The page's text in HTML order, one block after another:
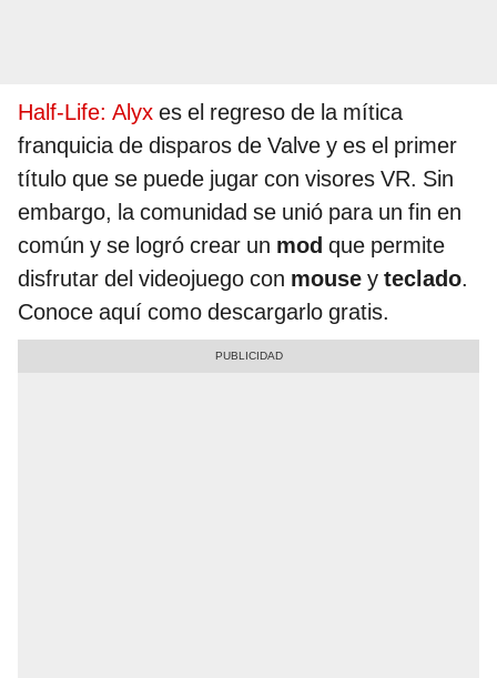
Half-Life: Alyx es el regreso de la mítica
franquicia de disparos de Valve y es el primer
título que se puede jugar con visores VR. Sin
embargo, la comunidad se unió para un fin en
común y se logró crear un mod que permite
disfrutar del videojuego con mouse y teclado.
Conoce aquí como descargarlo gratis.